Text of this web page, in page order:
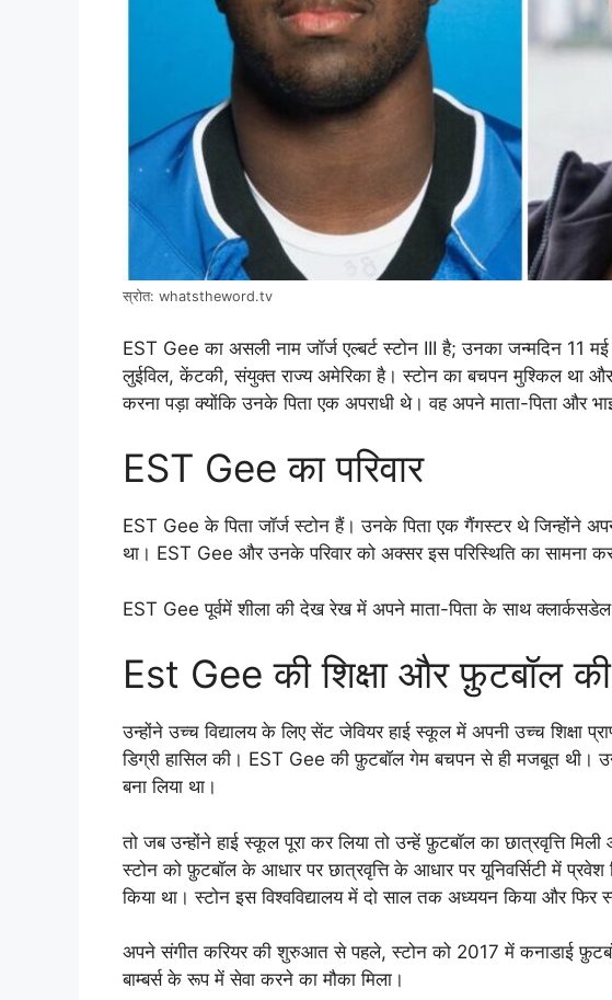
स्रोत: whatstheword.tv
EST Gee का असली नाम जॉर्ज एल्बर्ट स्टोन III है; उनका जन्मदिन
लुईविल, केंटकी, संयुक्त राज्य अमेरिका है। स्टोन का बचपन मुश्किल था और
करना पड़ा क्योंकि उनके पिता एक अपराधी थे। वह अपने माता-पिता और
EST Gee का परिवार
EST Gee के पिता जॉर्ज स्टोन हैं। उनके पिता एक गैंगस्टर थे जिन्होंने
था। EST Gee और उनके परिवार को अक्सर इस परिस्थिति का सामना
EST Gee पूर्वमें शीला की देख रेख में अपने माता-पिता के साथ क्लार्कसडेल
Est Gee की शिक्षा और फ़ुटबॉल
उन्होंने उच्च विद्यालय के लिए सेंट जेवियर हाई स्कूल में अपनी उच्च शिक्षा
डिग्री हासिल की। EST Gee की फ़ुटबॉल गेम बचपन से ही मजबूत थी।
बना लिया था।
तो जब उन्होंने हाई स्कूल पूरा कर लिया तो उन्हें फ़ुटबॉल का छात्रवृत्ति मिली
स्टोन को फ़ुटबॉल के आधार पर छात्रवृत्ति के आधार पर यूनिवर्सिटी में
किया था। स्टोन इस विश्वविद्यालय में दो साल तक अध्ययन किया और फिर
अपने संगीत करियर की शुरुआत से पहले, स्टोन को 2017 में कनाडाई
बाम्बर्स के रूप में सेवा करने का मौका मिला।